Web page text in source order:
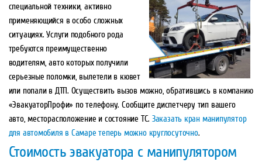
специальной техники, активно
применяющийся в особо сложных
ситуациях. Услуги подобного рода
требуются преимущественно
водителям, авто которых получили
серьезные поломки, вылетели в кювет
или попали в ДТП. Осуществить вызов можно, обратившись в компанию
«ЭвакуаторПрофи» по телефону. Сообщите диспетчеру тип вашего
авто, месторасположение и состояние ТС. Заказать кран манипулятор
для автомобиля в Самаре теперь можно круглосуточно.
Стоимость эвакуатора с манипулятором